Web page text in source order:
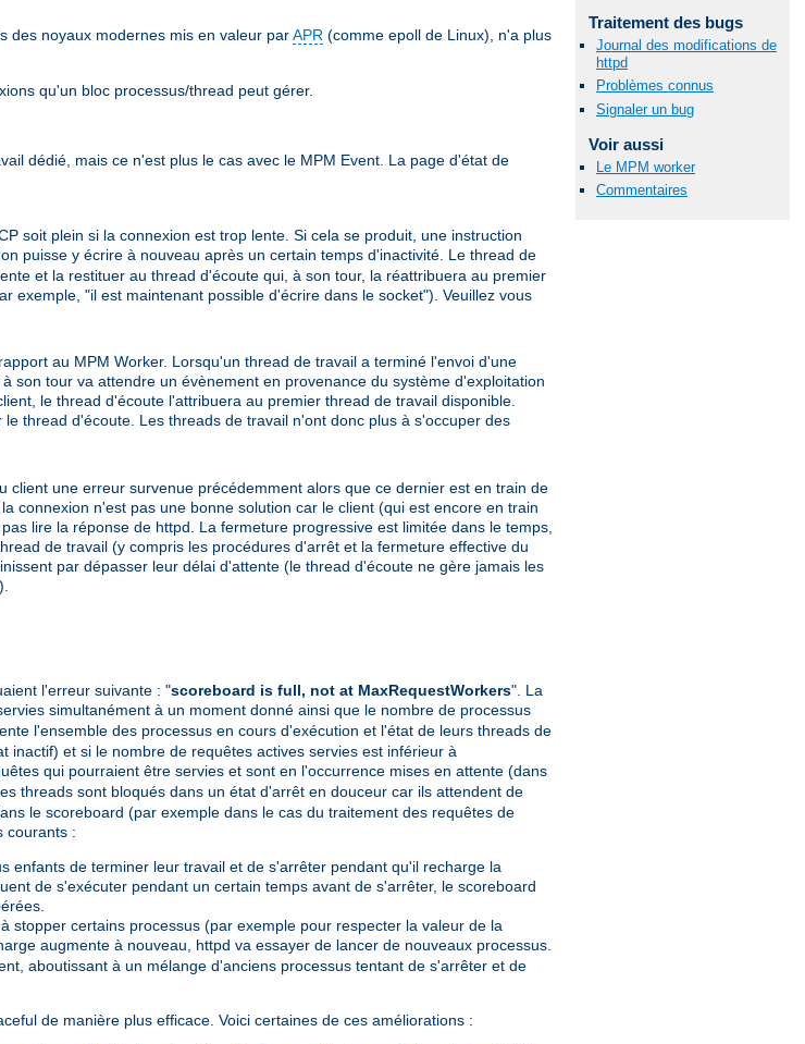
Traitement des bugs
Journal des modifications de
httpd
Problèmes connus
Signaler un bug
Voir aussi
Le MPM worker
Commentaires
des noyaux modernes mis en valeur parAPR (comme epoll de Linux), n'a plus
qu'un bloc processus/thread peut gérer.
dédié, mais ce n'est plus le cas avec le MPM Event. La page d'état de
soit plein si la connexion est trop lente. Si cela se produit, une instruction
puisse y écrire à nouveau après un certain temps d'inactivité. Le thread de
et la restituer au thread d'écoute qui, à son tour, la réattribuera au premier
"il est maintenant possible d'écrire dans le socket"). Veuillez vous
au MPM Worker. Lorsqu'un thread de travail a terminé l'envoi d'une
son tour va attendre un évènement en provenance du système d'exploitation
le thread d'écoute l'attribuera au premier thread de travail disponible.
thread d'écoute. Les threads de travail n'ont donc plus à s'occuper des
une erreur survenue précédemment alors que ce dernier est en train de
connexion n'est pas une bonne solution car le client (qui est encore en train
lire la réponse de httpd. La fermeture progressive est limitée dans le temps,
de travail (y compris les procédures d'arrêt et la fermeture effective du
par dépasser leur délai d'attente (le thread d'écoute ne gère jamais les
l'erreur suivante : "scoreboard is full, not at MaxRequestWorkers". La
simultanément à un moment donné ainsi que le nombre de processus
l'ensemble des processus en cours d'exécution et l'état de leurs threads de
et si le nombre de requêtes actives servies est inférieur à
qui pourraient être servies et sont en l'occurrence mises en attente (dans
threads sont bloqués dans un état d'arrêt en douceur car ils attendent de
le scoreboard (par exemple dans le cas du traitement des requêtes de
courants :
enfants de terminer leur travail et de s'arrêter pendant qu'il recharge la
de s'exécuter pendant un certain temps avant de s'arrêter, le scoreboard
certains processus (par exemple pour respecter la valeur de la
augmente à nouveau, httpd va essayer de lancer de nouveaux processus.
aboutissant à un mélange d'anciens processus tentant de s'arrêter et de
de manière plus efficace. Voici certaines de ces améliorations :